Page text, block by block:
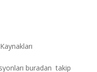
buradan takip